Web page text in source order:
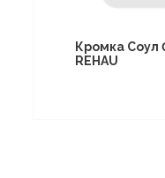
Кромка Соул
REHAU